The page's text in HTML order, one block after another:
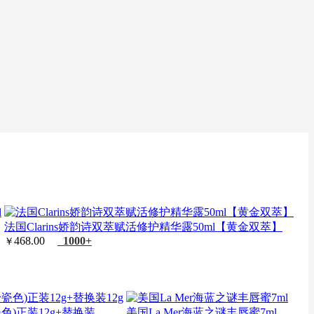
法国Clarins娇韵诗双萃赋活修护精华露50ml【黄金双萃】
￥ 468.00 1000+